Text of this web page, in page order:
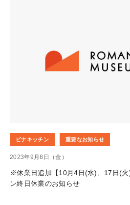
ビナキッチン 重要なお知らせ
2023年9月8日（金）
※休業日追加【10月4日(水)、17日(
ン終日休業のお知らせ